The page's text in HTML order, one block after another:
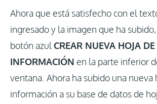
Ahora que está satisfecho con el
ingresado y la imagen que ha
botón azul CREAR NUEVA HOJA DE
INFORMACIÓN en la parte inferior
ventana. Ahora ha subido una nueva
información a su base de datos de